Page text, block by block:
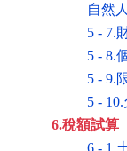
自然
5 - 7.
5 - 8.
5 - 9.
5 -
6.稅額試算
6 - 1.